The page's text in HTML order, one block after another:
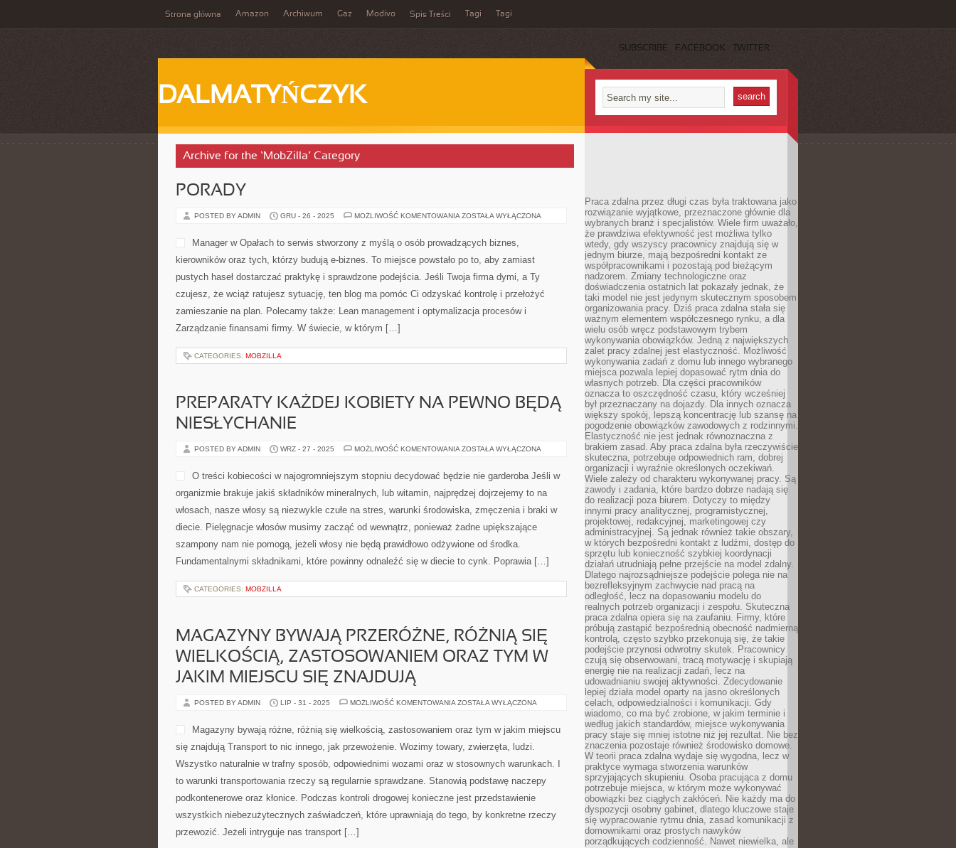
Strona główna Amazon Archiwum Gaz Modivo Spis Treści Tagi Tagi
SUBSCRIBE FACEBOOK TWITTER
DALMATYŃCZYK
Archive for the ‘MobZilla’ Category
PORADY
POSTED BY ADMIN GRU - 26 - 2025 MOŻLIWOŚĆ KOMENTOWANIA PORADY
ZOSTAŁA WYŁĄCZONA
Manager w Opałach to serwis stworzony z myślą o osób prowadzących biznes,
kierowników oraz tych, którzy budują e-biznes. To miejsce powstało po to, aby zamiast
pustych haseł dostarczać praktykę i sprawdzone podejścia. Jeśli Twoja firma dymi, a Ty
czujesz, że wciąż ratujesz sytuację, ten blog ma pomóc Ci odzyskać kontrolę i przełożyć
zamieszanie na plan. Polecamy także: Lean management i optymalizacja procesów i
Zarządzanie finansami firmy. W świecie, w którym […]
CATEGORIES: MOBZILLA
PREPARATY KAŻDEJ KOBIETY NA PEWNO BĘDĄ
NIESŁYCHANIE
POSTED BY ADMIN WRZ - 27 - 2025 MOŻLIWOŚĆ KOMENTOWANIA PREPARATY
NA
PEWNO
NIESŁYCHANIE
ZOSTAŁA WYŁĄCZONA
O treści kobiecości w najogromniejszym stopniu decydować będzie nie garderoba Jeśli w
organizmie brakuje jakiś składników mineralnych, lub witamin, najprędzej dojrzejemy to na
włosach, nasze włosy są niezwykle czułe na stres, warunki środowiska, zmęczenia i braki w
diecie. Pielęgnacje włosów musimy zacząć od wewnątrz, ponieważ żadne upiększające
szampony nam nie pomogą, jeżeli włosy nie będą prawidłowo odżywione od środka.
Fundamentalnymi składnikami, które powinny odnaleźć się w diecie to cynk. Poprawia […]
CATEGORIES: MOBZILLA
MAGAZYNY BYWAJĄ PRZERÓŻNE, RÓŻNIĄ SIĘ
WIELKOŚCIĄ, ZASTOSOWANIEM ORAZ TYM W
JAKIM MIEJSCU SIĘ ZNAJDUJĄ
POSTED BY ADMIN LIP - 31 - 2025 MOŻLIWOŚĆ KOMENTOWANIA MAGAZYNY
RÓŻNIĄ
SIĘ
ZASTOSOWANIEM
TYM
JAKIM
MIEJSCU
SIĘ
ZNAJDUJĄ
ZOSTAŁA WYŁĄCZONA
Magazyny bywają różne, różnią się wielkością, zastosowaniem oraz tym w jakim miejscu
się znajdują Transport to nic innego, jak przewożenie. Wozimy towary, zwierzęta, ludzi.
Wszystko naturalnie w trafny sposób, odpowiednimi wozami oraz w stosownych warunkach. I
to warunki transportowania rzeczy są regularnie sprawdzane. Stanowią podstawę naczepy
podkontenerowe oraz kłonice. Podczas kontroli drogowej konieczne jest przedstawienie
wszystkich niebezużytecznych zaświadczeń, które uprawniają do tego, by konkretne rzeczy
przewozić. Jeżeli intryguje nas transport […]
Praca zdalna przez długi czas była traktowana jako
rozwiązanie wyjątkowe, przeznaczone głównie dla
wybranych branż i specjalistów. Wiele firm uważało,
że prawdziwa efektywność jest możliwa tylko
wtedy, gdy wszyscy pracownicy znajdują się w
jednym biurze, mają bezpośredni kontakt ze
współpracownikami i pozostają pod bieżącym
nadzorem. Zmiany technologiczne oraz
doświadczenia ostatnich lat pokazały jednak, że
taki model nie jest jedynym skutecznym sposobem
organizowania pracy. Dziś praca zdalna stała się
ważnym elementem współczesnego rynku, a dla
wielu osób wręcz podstawowym trybem
wykonywania obowiązków. Jedną z największych
zalet pracy zdalnej jest elastyczność. Możliwość
wykonywania zadań z domu lub innego wybranego
miejsca pozwala lepiej dopasować rytm dnia do
własnych potrzeb. Dla części pracowników
oznacza to oszczędność czasu, który wcześniej
był przeznaczany na dojazdy. Dla innych oznacza
większy spokój, lepszą koncentrację lub szansę na
pogodzenie obowiązków zawodowych z rodzinnymi.
Elastyczność nie jest jednak równoznaczna z
brakiem zasad. Aby praca zdalna była rzeczywiście
skuteczna, potrzebuje odpowiednich ram, dobrej
organizacji i wyraźnie określonych oczekiwań.
Wiele zależy od charakteru wykonywanej pracy. Są
zawody i zadania, które bardzo dobrze nadają się
do realizacji poza biurem. Dotyczy to między
innymi pracy analitycznej, programistycznej,
projektowej, redakcyjnej, marketingowej czy
administracyjnej. Są jednak również takie obszary,
w których bezpośredni kontakt z ludźmi, dostęp do
sprzętu lub konieczność szybkiej koordynacji
działań utrudniają pełne przejście na model zdalny.
Dlatego najrozsądniejsze podejście polega nie na
bezrefleksyjnym zachwycie nad pracą na
odległość, lecz na dopasowaniu modelu do
realnych potrzeb organizacji i zespołu. Skuteczna
praca zdalna opiera się na zaufaniu. Firmy, które
próbują zastąpić bezpośrednią obecność nadmierną
kontrolą, często szybko przekonują się, że takie
podejście przynosi odwrotny skutek. Pracownicy
czują się obserwowani, tracą motywację i skupiają
energię nie na realizacji zadań, lecz na
udowadnianiu swojej aktywności. Zdecydowanie
lepiej działa model oparty na jasno określonych
celach, odpowiedzialności i komunikacji. Gdy
wiadomo, co ma być zrobione, w jakim terminie i
według jakich standardów, miejsce wykonywania
pracy staje się mniej istotne niż jej rezultat. Nie bez
znaczenia pozostaje również środowisko domowe.
W teorii praca zdalna wydaje się wygodna, lecz w
praktyce wymaga stworzenia warunków
sprzyjających skupieniu. Osoba pracująca z domu
potrzebuje miejsca, w którym może wykonywać
obowiązki bez ciągłych zakłóceń. Nie każdy ma do
dyspozycji osobny gabinet, dlatego kluczowe staje
się wypracowanie rytmu dnia, zasad komunikacji z
domownikami oraz prostych nawyków
porządkujących codzienność. Nawet niewielka, ale